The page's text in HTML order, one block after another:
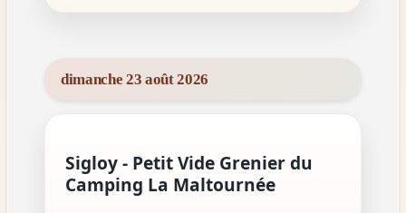
dimanche 23 août 2026
Sigloy - Petit Vide Grenier du
Camping La Maltournée